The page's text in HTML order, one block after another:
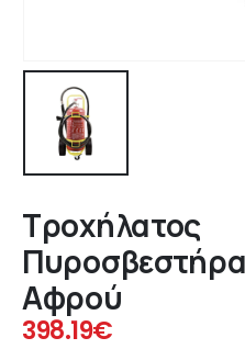
Τροχήλατος
Αφρού
398.19€